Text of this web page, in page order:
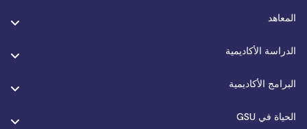
المعاهد
الدراسة الأكاديمية
البرامج الأكاديمية
الحياة في GSU